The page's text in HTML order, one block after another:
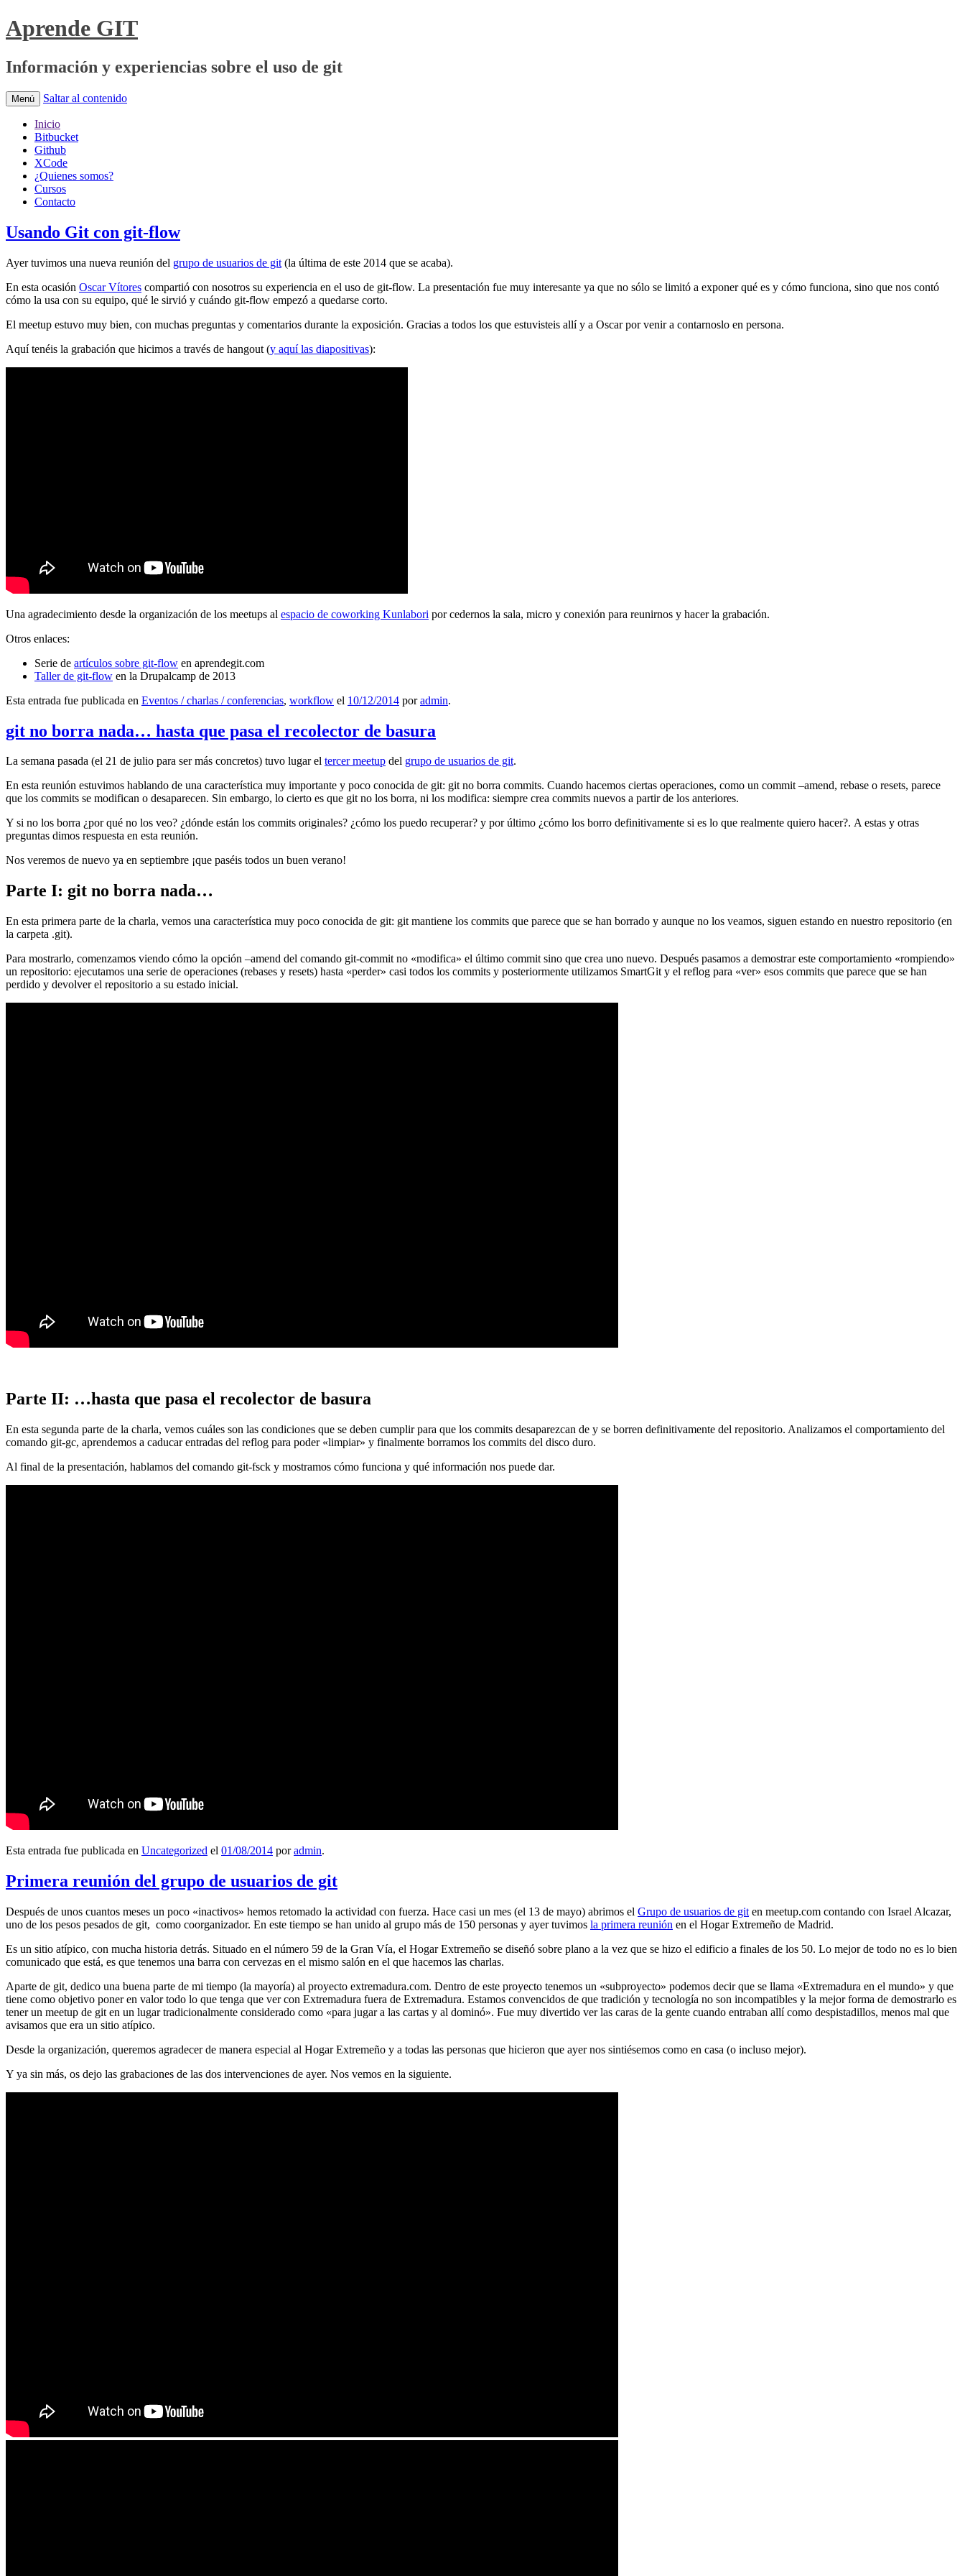
Aprende GIT
Información y experiencias sobre el uso de git
Menú Saltar al contenido
Inicio
Bitbucket
Github
XCode
¿Quienes somos?
Cursos
Contacto
Usando Git con git-flow
Ayer tuvimos una nueva reunión del grupo de usuarios de git (la última de este 2014 que se acaba).
En esta ocasión Oscar Vítores compartió con nosotros su experiencia en el uso de git-flow. La presentación fue muy interesante ya que no sólo se limitó a exponer qué es y cómo funciona, sino que nos contó
cómo la usa con su equipo, qué le sirvió y cuándo git-flow empezó a quedarse corto.
El meetup estuvo muy bien, con muchas preguntas y comentarios durante la exposición. Gracias a todos los que estuvisteis allí y a Oscar por venir a contarnoslo en persona.
Aquí tenéis la grabación que hicimos a través de hangout (y aquí las diapositivas):
Una agradecimiento desde la organización de los meetups al espacio de coworking Kunlabori por cedernos la sala, micro y conexión para reunirnos y hacer la grabación.
Otros enlaces:
Serie de artículos sobre git-flow en aprendegit.com
Taller de git-flow en la Drupalcamp de 2013
Esta entrada fue publicada en Eventos / charlas / conferencias, workflow el 10/12/2014 poradmin.
git no borra nada… hasta que pasa el recolector de basura
La semana pasada (el 21 de julio para ser más concretos) tuvo lugar el tercer meetup del grupo de usuarios de git.
En esta reunión estuvimos hablando de una característica muy importante y poco conocida de git: git no borra commits. Cuando hacemos ciertas operaciones, como un commit –amend, rebase o resets, parece
que los commits se modifican o desaparecen. Sin embargo, lo cierto es que git no los borra, ni los modifica: siempre crea commits nuevos a partir de los anteriores.
Y si no los borra ¿por qué no los veo? ¿dónde están los commits originales? ¿cómo los puedo recuperar? y por último ¿cómo los borro definitivamente si es lo que realmente quiero hacer?. A estas y otras
preguntas dimos respuesta en esta reunión.
Nos veremos de nuevo ya en septiembre ¡que paséis todos un buen verano!
Parte I: git no borra nada…
En esta primera parte de la charla, vemos una característica muy poco conocida de git: git mantiene los commits que parece que se han borrado y aunque no los veamos, siguen estando en nuestro repositorio (en
la carpeta .git).
Para mostrarlo, comenzamos viendo cómo la opción –amend del comando git-commit no «modifica» el último commit sino que crea uno nuevo. Después pasamos a demostrar este comportamiento «rompiendo»
un repositorio: ejecutamos una serie de operaciones (rebases y resets) hasta «perder» casi todos los commits y posteriormente utilizamos SmartGit y el reflog para «ver» esos commits que parece que se han
perdido y devolver el repositorio a su estado inicial.
Parte II: …hasta que pasa el recolector de basura
En esta segunda parte de la charla, vemos cuáles son las condiciones que se deben cumplir para que los commits desaparezcan de y se borren definitivamente del repositorio. Analizamos el comportamiento del
comando git-gc, aprendemos a caducar entradas del reflog para poder «limpiar» y finalmente borramos los commits del disco duro.
Al final de la presentación, hablamos del comando git-fsck y mostramos cómo funciona y qué información nos puede dar.
Esta entrada fue publicada en Uncategorized el 01/08/2014 poradmin.
Primera reunión del grupo de usuarios de git
Después de unos cuantos meses un poco «inactivos» hemos retomado la actividad con fuerza. Hace casi un mes (el 13 de mayo) abrimos el Grupo de usuarios de git en meetup.com contando con Israel Alcazar,
uno de los pesos pesados de git, como coorganizador. En este tiempo se han unido al grupo más de 150 personas y ayer tuvimos la primera reunión en el Hogar Extremeño de Madrid.
Es un sitio atípico, con mucha historia detrás. Situado en el número 59 de la Gran Vía, el Hogar Extremeño se diseñó sobre plano a la vez que se hizo el edificio a finales de los 50. Lo mejor de todo no es lo bien
comunicado que está, es que tenemos una barra con cervezas en el mismo salón en el que hacemos las charlas.
Aparte de git, dedico una buena parte de mi tiempo (la mayoría) al proyecto extremadura.com. Dentro de este proyecto tenemos un «subproyecto» podemos decir que se llama «Extremadura en el mundo» y que
tiene como objetivo poner en valor todo lo que tenga que ver con Extremadura fuera de Extremadura. Estamos convencidos de que tradición y tecnología no son incompatibles y la mejor forma de demostrarlo es
tener un meetup de git en un lugar tradicionalmente considerado como «para jugar a las cartas y al dominó». Fue muy divertido ver las caras de la gente cuando entraban allí como despistadillos, menos mal que
avisamos que era un sitio atípico.
Desde la organización, queremos agradecer de manera especial al Hogar Extremeño y a todas las personas que hicieron que ayer nos sintiésemos como en casa (o incluso mejor).
Y ya sin más, os dejo las grabaciones de las dos intervenciones de ayer. Nos vemos en la siguiente.